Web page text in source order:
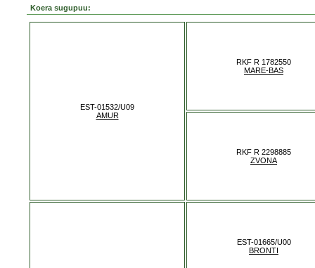
Koera sugupuu:
EST-01532/U09
AMUR
RKF R 1782550
MARE-BAS
RKF R 2298885
ZVONA
EST-01665/U00
BRONTI